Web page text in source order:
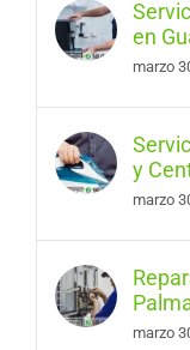
en
marzo
y
marzo
marzo